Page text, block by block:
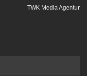
TWK Media Agentur